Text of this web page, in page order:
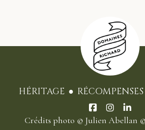
HÉRITAGE RÉCOMPENSES
Crédits photo © Julien Abellan